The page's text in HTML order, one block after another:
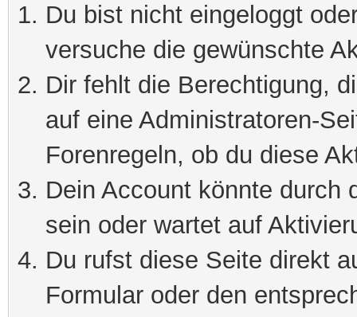
Du bist nicht eingeloggt
versuche die gewünschte
Dir fehlt die Berechtigung,
auf eine Administratoren-
Forenregeln, ob du diese
Dein Account könnte durch
sein oder wartet auf
Du rufst diese Seite direkt
Formular oder den